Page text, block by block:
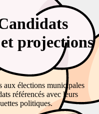
projections
aux élections municipales
référencés avec leurs
politiques.